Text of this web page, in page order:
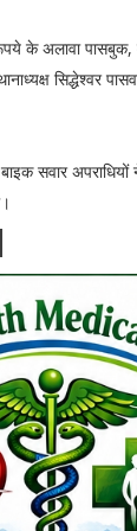
के अलावा पासबुक,
सिद्धेश्वर
सवार